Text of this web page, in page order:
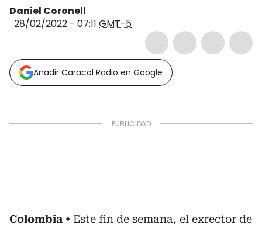
Daniel Coronell
28/02/2022 - 07:11 GMT-5
Añadir Caracol Radio en Google
Colombia
Este fin de semana, el exrector de